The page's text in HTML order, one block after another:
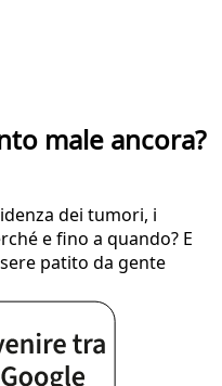
male ancora?
dei tumori, i
e fino a quando? E
patito da gente